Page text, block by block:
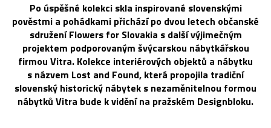
Po úspěšné kolekci skla inspirované slovenskými
pověstmi a pohádkami přichází po dvou letech občanské
sdružení Flowers for Slovakia s další výjimečným
projektem podporovaným švýcarskou nábytkářskou
firmou Vitra. Kolekce interiérových objektů a nábytku
s názvem Lost and Found, která propojila tradiční
slovenský historický nábytek s nezaměnitelnou formou
nábytků Vitra bude k vidění na pražském Designbloku.